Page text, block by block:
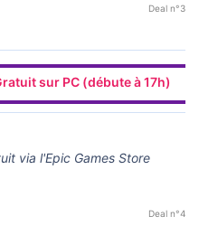
Deal n°3
sur PC (débute à 17h)
via l'Epic Games Store
Deal n°4